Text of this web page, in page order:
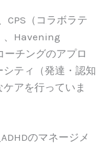
CPS（コラボラテ
、Havening
チングのアプロ
ティ（発達・認知
アを行っていま
のマネージメ